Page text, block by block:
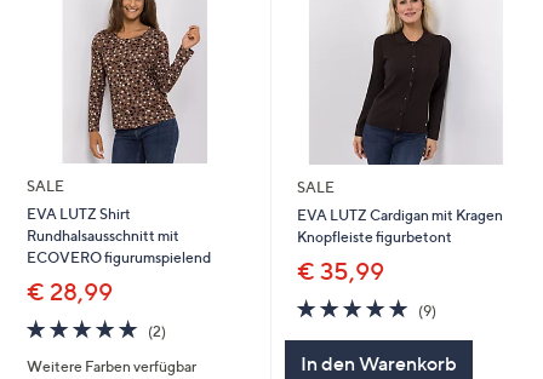
SALE
EVA LUTZ Shirt
Rundhalsausschnitt mit
ECOVERO figurumspielend
€ 28,99
5.0
von
5
(2)2
Weitere Farben verfügbar
SALE
EVA LUTZ Cardigan mit Kragen
Knopfleiste figurbetont
€ 35,99
4.9
von
(9)9
In den Warenkorb